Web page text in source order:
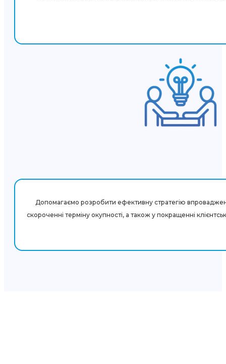
Допомагаємо розробити ефективну стратегію
скороченні терміну окупності, а також у покращенні